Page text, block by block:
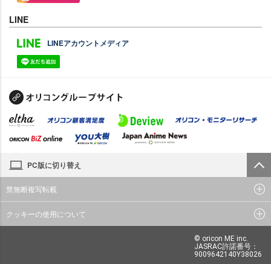
LINE
LINEアカウントメディア
PC版に切り替え
禁無断複写転載
クッキーの使用について
© oricon ME inc.
JASRAC許諾番号：
9009642140Y38026